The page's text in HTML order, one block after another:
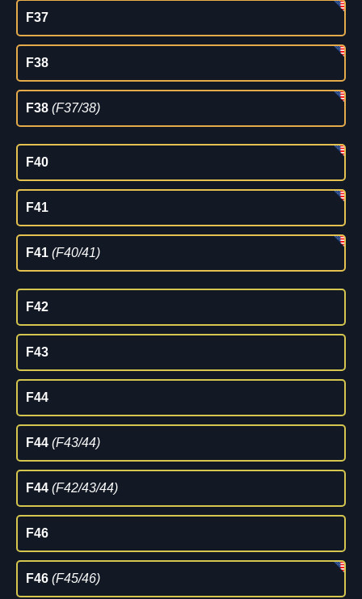
F37
F38
F38 (F37/38)
F40
F41
F41 (F40/41)
F42
F43
F44
F44 (F43/44)
F44 (F42/43/44)
F46
F46 (F45/46)